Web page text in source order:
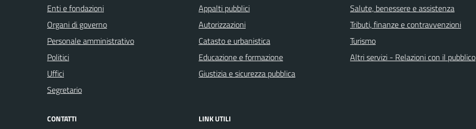
Enti e fondazioni
Organi di governo
Personale amministrativo
Politici
Uffici
Segretario
Appalti pubblici
Autorizzazioni
Catasto e urbanistica
Educazione e formazione
Giustizia e sicurezza pubblica
Salute, benessere e assistenza
Tributi, finanze e contravvenzioni
Turismo
Altri servizi - Relazioni con il pubblico
CONTATTI LINK UTILI